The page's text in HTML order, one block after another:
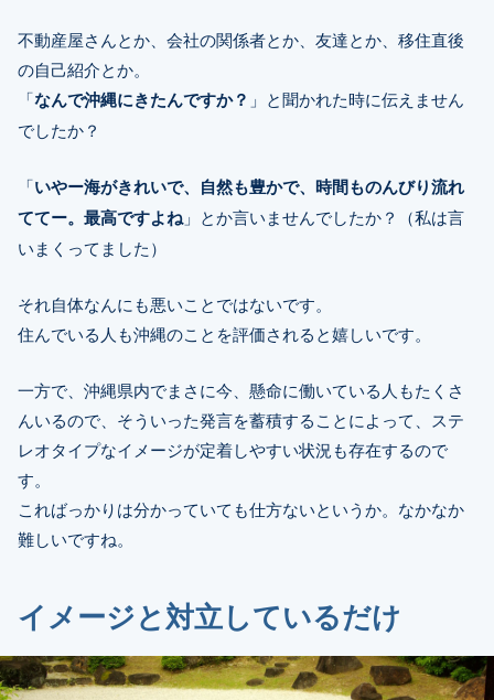
不動産屋さんとか、会社の関係者とか、友達とか、移住直後
の自己紹介とか。
「なんで沖縄にきたんですか？ 」と聞かれた時に伝えません
でしたか？
「いやー海がきれいで、自然も豊かで、時間ものんびり流れ
ててー。最高ですよね 」とか言いませんでしたか？（私は言
いまくってました）
それ自体なんにも悪いことではないです。
住んでいる人も沖縄のことを評価されると嬉しいです。
一方で、沖縄県内でまさに今、懸命に働いている人もたくさ
んいるので、そういった発言を蓄積することによって、ステ
レオタイプなイメージが定着しやすい状況も存在するので
す。
こればっかりは分かっていても仕方ないというか。なかなか
難しいですね。
イメージと対立しているだけ